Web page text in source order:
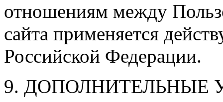
отношениям между
сайта применяется
Российской Федерации.
9. ДОПОЛНИТЕЛЬНЫЕ